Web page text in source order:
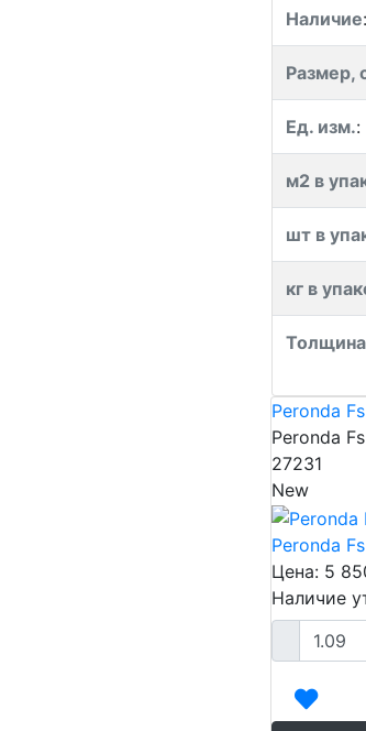
Наличие:
Размер,
Ед. изм.:
м2 в
шт в
кг в
Peronda
Peronda
27231
New
Peronda
Цена: 5
Наличие